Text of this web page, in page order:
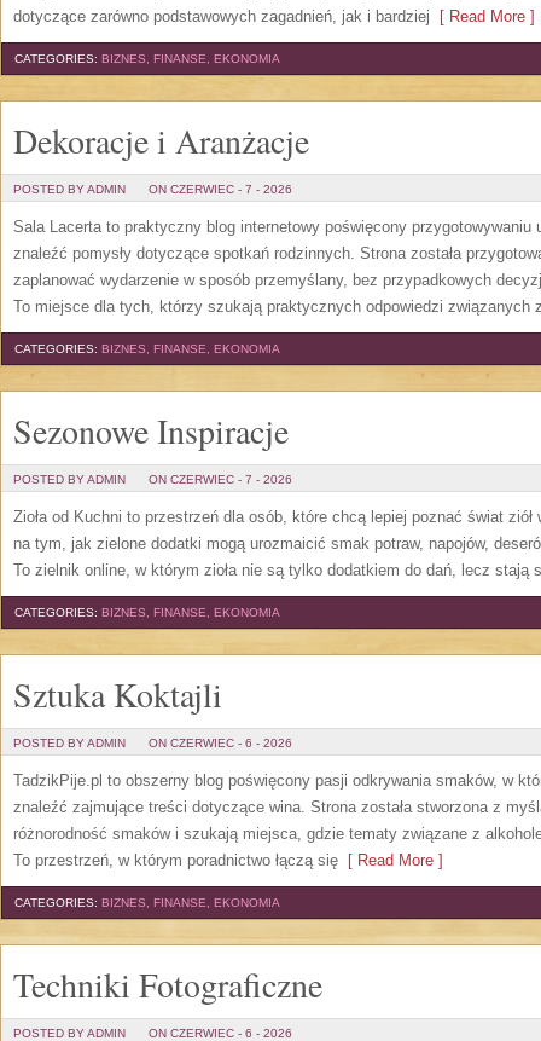
dotyczące zarówno podstawowych zagadnień, jak i bardziej [ Read More ]
CATEGORIES: BIZNES, FINANSE, EKONOMIA
Dekoracje i Aranżacje
POSTED BY ADMIN ON CZERWIEC - 7 - 2026
Sala Lacerta to praktyczny blog internetowy poświęcony
znaleźć pomysły dotyczące spotkań rodzinnych. Strona została
zaplanować wydarzenie w sposób przemyślany, bez przypadkowych
To miejsce dla tych, którzy szukają praktycznych odpowiedzi związanych
CATEGORIES: BIZNES, FINANSE, EKONOMIA
Sezonowe Inspiracje
POSTED BY ADMIN ON CZERWIEC - 7 - 2026
Zioła od Kuchni to przestrzeń dla osób, które chcą lepiej poznać świat
na tym, jak zielone dodatki mogą urozmaicić smak potraw, napojów,
To zielnik online, w którym zioła nie są tylko dodatkiem do dań, lecz stają
CATEGORIES: BIZNES, FINANSE, EKONOMIA
Sztuka Koktajli
POSTED BY ADMIN ON CZERWIEC - 6 - 2026
TadzikPije.pl to obszerny blog poświęcony pasji odkrywania smaków, w
znaleźć zajmujące treści dotyczące wina. Strona została stworzona z
różnorodność smaków i szukają miejsca, gdzie tematy związane z
To przestrzeń, w którym poradnictwo łączą się [ Read More ]
CATEGORIES: BIZNES, FINANSE, EKONOMIA
Techniki Fotograficzne
POSTED BY ADMIN ON CZERWIEC - 6 - 2026